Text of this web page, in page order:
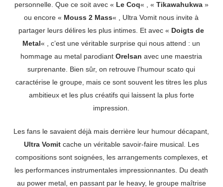
personnelle. Que ce soit avec « Le Coq« , « Tikawahukwa»
ou encore « Mouss 2 Mass« , Ultra Vomit nous invite à
partager leurs délires les plus intimes. Et avec « Doigts de
Metal« , c’est une véritable surprise qui nous attend : un
hommage au metal parodiantOrelsan avec une maestria
surprenante. Bien sûr, on retrouve l’humour scato qui
caractérise le groupe, mais ce sont souvent les titres les plus
ambitieux et les plus créatifs qui laissent la plus forte
impression.
Les fans le savaient déjà mais derrière leur humour décapant,
Ultra Vomitcache un véritable savoir-faire musical. Les
compositions sont soignées, les arrangements complexes, et
les performances instrumentales impressionnantes. Du death
au power metal, en passant par le heavy, le groupe maîtrise